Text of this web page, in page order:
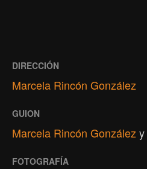
DIRECCIÓN
Marcela Rincón González
GUION
Marcela Rincón González y
FOTOGRAFÍA